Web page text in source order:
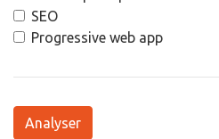
SEO
Progressive web app
Analyser